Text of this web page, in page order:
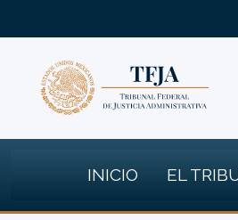
INICIO EL